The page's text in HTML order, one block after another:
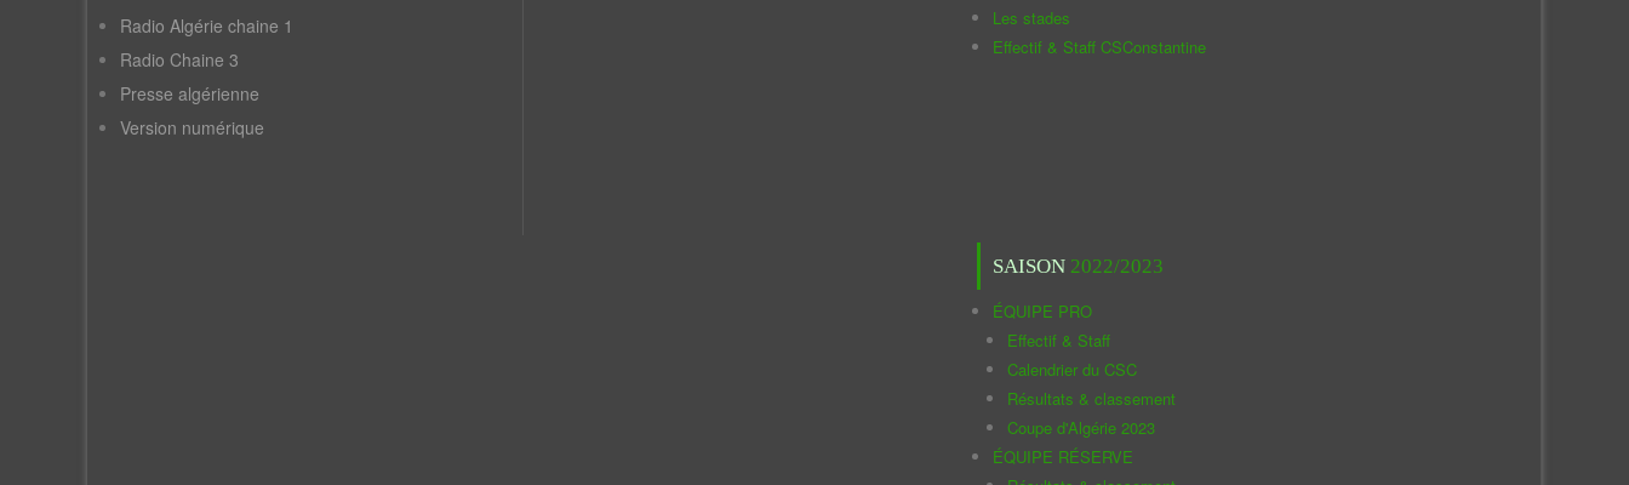
Radio Algérie chaine 1
Radio Chaine 3
Presse algérienne
Version numérique
Les stades
Effectif & Staff CSConstantine
SAISON 2022/2023
ÉQUIPE PRO
Effectif & Staff
Calendrier du CSC
Résultats & classement
Coupe d'Algérie 2023
ÉQUIPE RÉSERVE